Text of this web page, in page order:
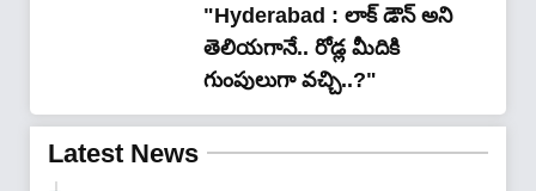
"Hyderabad : లాక్ డౌన్ అని
తెలియగానే.. రోడ్ల మీదికి
గుంపులుగా వచ్చి..?"
Latest News